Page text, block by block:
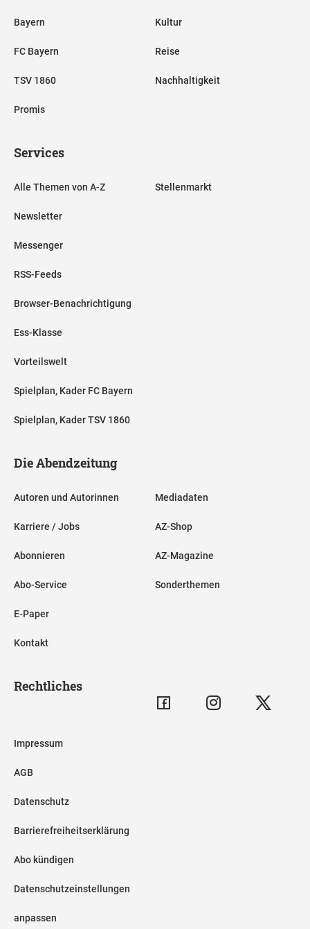
Bayern
FC Bayern
TSV 1860
Promis
Kultur
Reise
Nachhaltigkeit
Services
Alle Themen von A-Z
Newsletter
Messenger
RSS-Feeds
Browser-Benachrichtigung
Ess-Klasse
Vorteilswelt
Spielplan, Kader FC Bayern
Spielplan, Kader TSV 1860
Stellenmarkt
Die Abendzeitung
Autoren und Autorinnen
Karriere / Jobs
Abonnieren
Abo-Service
E-Paper
Kontakt
Mediadaten
AZ-Shop
AZ-Magazine
Sonderthemen
Rechtliches
Impressum
AGB
Datenschutz
Barrierefreiheitserklärung
Abo kündigen
Datenschutzeinstellungen
anpassen